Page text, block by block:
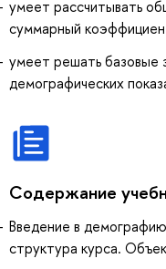
умеет рассчитывать
суммарный
умеет решать базовые
демографических
Содержание
Введение в
структура курса.